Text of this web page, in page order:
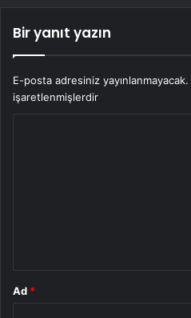
Bir yanıt yazın
E-posta adresiniz yayınlanmayacak.
işaretlenmişlerdir
Ad *